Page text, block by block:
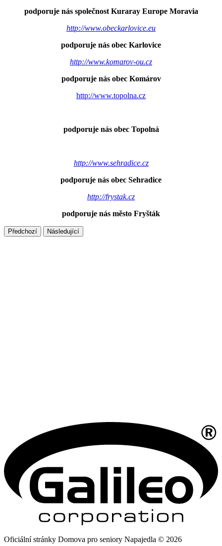
podporuje nás společnost Kuraray Europe Moravia
http://www.obeckarlovice.eu
podporuje nás obec Karlovice
http://www.komarov-ou.cz
podporuje nás obec Komárov
http://www.topolna.cz
podporuje nás obec Topolná
http://www.sehradice.cz
podporuje nás obec Sehradice
http://frystak.cz
podporuje nás město Fryšták
Předchozí Následující
Oficiální stránky Domova pro seniory Napajedla © 2026